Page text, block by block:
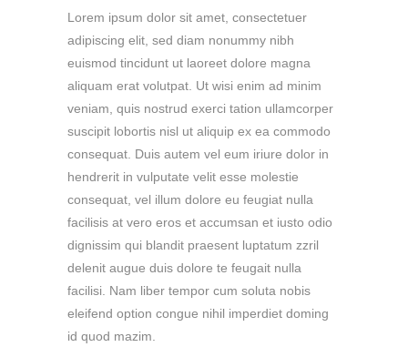
Lorem ipsum dolor sit amet, consectetuer
adipiscing elit, sed diam nonummy nibh
euismod tincidunt ut laoreet dolore magna
aliquam erat volutpat. Ut wisi enim ad minim
veniam, quis nostrud exerci tation ullamcorper
suscipit lobortis nisl ut aliquip ex ea commodo
consequat. Duis autem vel eum iriure dolor in
hendrerit in vulputate velit esse molestie
consequat, vel illum dolore eu feugiat nulla
facilisis at vero eros et accumsan et iusto odio
dignissim qui blandit praesent luptatum zzril
delenit augue duis dolore te feugait nulla
facilisi. Nam liber tempor cum soluta nobis
eleifend option congue nihil imperdiet doming
id quod mazim.